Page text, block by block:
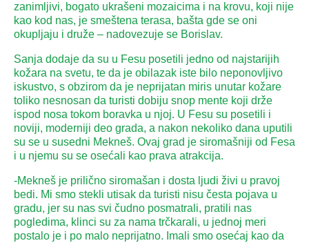
zanimljivi, bogato ukrašeni mozaicima i na krovu, koji nije
kao kod nas, je smeštena terasa, bašta gde se oni
okupljaju i druže – nadovezuje se Borislav.
Sanja dodaje da su u Fesu posetili jedno od najstarijih
kožara na svetu, te da je obilazak iste bilo neponovljivo
iskustvo, s obzirom da je neprijatan miris unutar kožare
toliko nesnosan da turisti dobiju snop mente koji drže
ispod nosa tokom boravka u njoj. U Fesu su posetili i
noviji, moderniji deo grada, a nakon nekoliko dana uputili
su se u susedni Mekneš. Ovaj grad je siromašniji od Fesa
i u njemu su se osećali kao prava atrakcija.
-Mekneš je prilično siromašan i dosta ljudi živi u pravoj
bedi. Mi smo stekli utisak da turisti nisu česta pojava u
gradu, jer su nas svi čudno posmatrali, pratili nas
pogledima, klinci su za nama trčkarali, u jednoj meri
postalo je i po malo neprijatno. Imali smo osećaj kao da